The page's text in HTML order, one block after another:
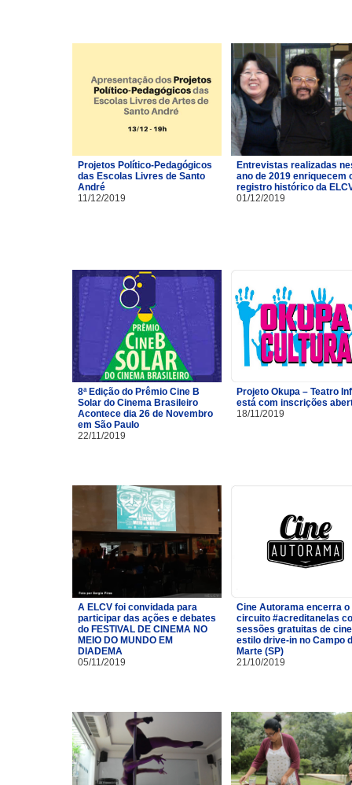
Projetos Político-Pedagógicos
das Escolas Livres de Santo
André
11/12/2019
Entrevistas realizadas
ano de 2019 enriquecem
registro histórico da
01/12/2019
8ª Edição do Prêmio Cine B
Solar do Cinema Brasileiro
Acontece dia 26 de Novembro
em São Paulo
22/11/2019
Projeto Okupa – Teatro
está com inscrições
18/11/2019
A ELCV foi convidada para
participar das ações e debates
do FESTIVAL DE CINEMA NO
MEIO DO MUNDO EM
DIADEMA
05/11/2019
Cine Autorama encerra o
circuito #acreditanelas
sessões gratuitas de
estilo drive-in no Campo
Marte (SP)
21/10/2019